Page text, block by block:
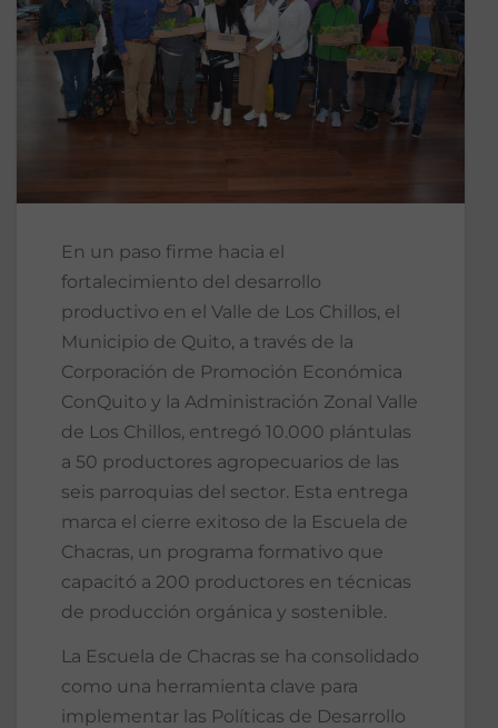
En un paso firme hacia el
fortalecimiento del desarrollo
productivo en el Valle de Los Chillos, el
Municipio de Quito, a través de la
Corporación de Promoción Económica
ConQuito y la Administración Zonal Valle
de Los Chillos, entregó 10.000 plántulas
a 50 productores agropecuarios de las
seis parroquias del sector. Esta entrega
marca el cierre exitoso de la Escuela de
Chacras, un programa formativo que
capacitó a 200 productores en técnicas
de producción orgánica y sostenible.
La Escuela de Chacras se ha consolidado
como una herramienta clave para
implementar las Políticas de Desarrollo